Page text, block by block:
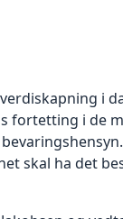
i
fortetting i de
skal ha det